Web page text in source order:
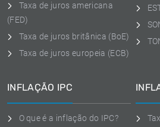
Taxa de juros americana
(FED)
Taxa de juros britânica (BoE)
Taxa de juros europeia (ECB)
INFLAÇÃO IPC
O que é a inflação do IPC?